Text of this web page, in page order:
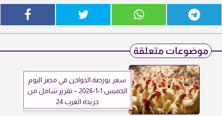
موضوعات متعلقة
سعر بورصة الدواجن في مصر اليوم
الخميس 1-1-2026 – تقرير شامل من
جريدة العرب 24